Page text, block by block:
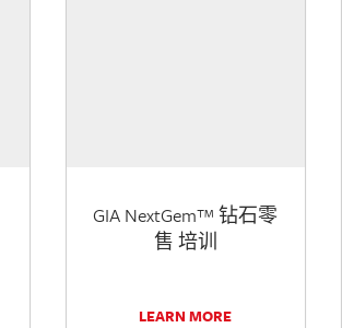
GIA NextGem™ 钻石零
售 培训
LEARN MORE